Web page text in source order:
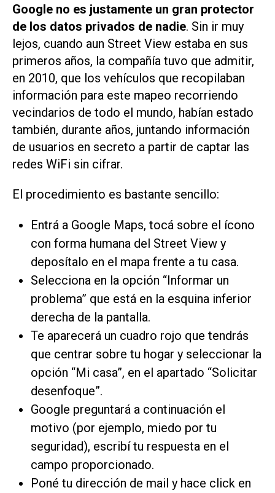
Google no es justamente un gran protector
de los datos privados de nadie. Sin ir muy
lejos, cuando aun Street View estaba en sus
primeros años, la compañía tuvo que admitir,
en 2010, que los vehículos que recopilaban
información para este mapeo recorriendo
vecindarios de todo el mundo, habían estado
también, durante años, juntando información
de usuarios en secreto a partir de captar las
redes WiFi sin cifrar.
El procedimiento es bastante sencillo:
Entrá a Google Maps, tocá sobre el ícono
con forma humana del Street View y
deposítalo en el mapa frente a tu casa.
Selecciona en la opción “Informar un
problema” que está en la esquina inferior
derecha de la pantalla.
Te aparecerá un cuadro rojo que tendrás
que centrar sobre tu hogar y seleccionar la
opción “Mi casa”, en el apartado “Solicitar
desenfoque”.
Google preguntará a continuación el
motivo (por ejemplo, miedo por tu
seguridad), escribí tu respuesta en el
campo proporcionado.
Poné tu dirección de mail y hace click en